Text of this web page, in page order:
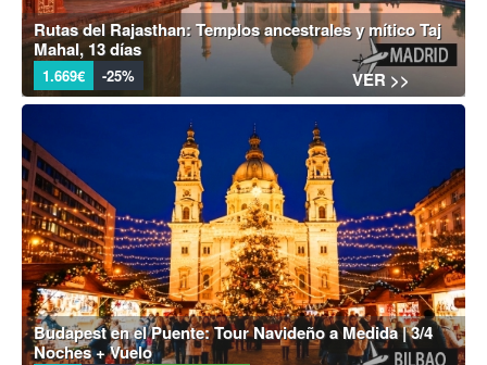
Rutas del Rajasthan: Templos ancestrales y mítico Taj
Mahal, 13 días
1.669€ -25% VER >>
Budapest en el Puente: Tour Navideño a Medida | 3/4
Noches + Vuelo